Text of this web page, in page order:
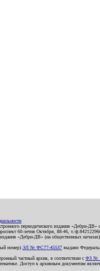
периодического издания
60-летия Октября, 88-46, т./
издания «Дебри-ДВ» (на
номер) ЭЛ № ФС77-45537 выдано
частный архив, в соответствии с ФЗ №
Доступ к архивным документам